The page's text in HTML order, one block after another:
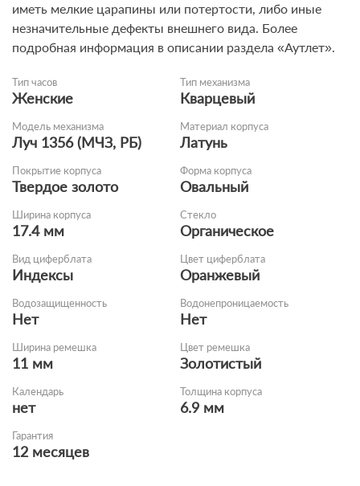
иметь мелкие царапины или потертости, либо иные
незначительные дефекты внешнего вида. Более
подробная информация в описании раздела «Аутлет».
Тип часов
Женские
Тип механизма
Кварцевый
Модель механизма
Луч 1356 (МЧЗ, РБ)
Материал корпуса
Латунь
Покрытие корпуса
Твердое золото
Форма корпуса
Овальный
Ширина корпуса
17.4 мм
Стекло
Органическое
Вид циферблата
Индексы
Цвет циферблата
Оранжевый
Водозащищенность
Нет
Водонепроницаемость
Нет
Ширина ремешка
11 мм
Цвет ремешка
Золотистый
Календарь
нет
Толщина корпуса
6.9 мм
Гарантия
12 месяцев